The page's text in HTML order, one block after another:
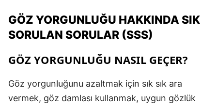
GÖZ YORGUNLUĞU HAKKINDA SIK
SORULAN SORULAR (SSS)
GÖZ YORGUNLUĞU NASIL GEÇER?
Göz yorgunluğunu azaltmak için sık sık ara
vermek, göz damlası kullanmak, uygun gözlük